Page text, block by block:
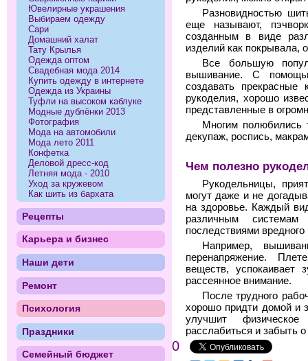
Разновидностью
еще называют,
созданным в виде
изделий как покрывала,
Все большую
вышивание. С
создавать
рукоделия, хорошо
представленные в
Многим полюбились
декупаж, роспись,
Чем полезно
Рукодельницы,
могут даже и не
на здоровье. Каждый
различным системам
последствиями
Например,
перенапряжение.
веществ, успокаивает
рассеянное внимание.
После трудного
хорошо придти домой и
улучшит
расслабиться и забыть о
0
Ювелирные украшения
Выбираем одежду
Сари
Домашний халат
Тату Крылья
Одежда оптом
Свадебная мода 2014
Купить одежду в интернете
Одежда из Украины
Туфли на высоком каблуке
Модные дублёнки 2013
Фотография
Мода на автомобили
Мода лето 2011
Конфетка
Деловой дресс-код
Летняя мода - 2010
Уход за кружевом
Как шить из бархата
Рецепты
Карьера и бизнес
Наши дети
Ремонт
Психология
Праздники
Семейный бюджет